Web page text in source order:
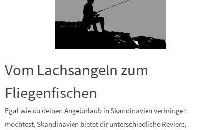
Vom Lachsangeln zum
Fliegenfischen
Egal wie du deinen Angelurlaub in Skandinavien verbringen
möchtest, Skandinavien bietet dir unterschiedliche Reviere,